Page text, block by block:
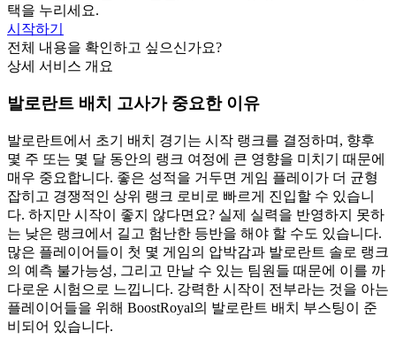
택을 누리세요.
시작하기
전체 내용을 확인하고 싶으신가요?
상세 서비스 개요
발로란트 배치 고사가 중요한 이유
발로란트에서 초기 배치 경기는 시작 랭크를 결정하며, 향후
몇 주 또는 몇 달 동안의 랭크 여정에 큰 영향을 미치기 때문에
매우 중요합니다. 좋은 성적을 거두면 게임 플레이가 더 균형
잡히고 경쟁적인 상위 랭크 로비로 빠르게 진입할 수 있습니
다. 하지만 시작이 좋지 않다면요? 실제 실력을 반영하지 못하
는 낮은 랭크에서 길고 험난한 등반을 해야 할 수도 있습니다.
많은 플레이어들이 첫 몇 게임의 압박감과 발로란트 솔로 랭크
의 예측 불가능성, 그리고 만날 수 있는 팀원들 때문에 이를 까
다로운 시험으로 느낍니다. 강력한 시작이 전부라는 것을 아는
플레이어들을 위해 BoostRoyal의 발로란트 배치 부스팅이 준
비되어 있습니다.